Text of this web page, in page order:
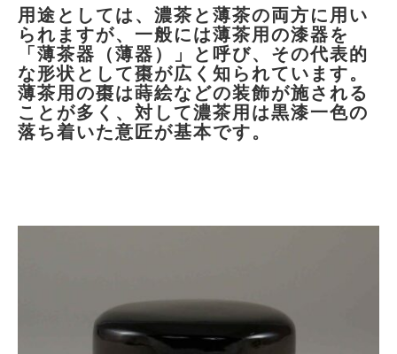
用途としては、濃茶と薄茶の両方に用い
られますが、一般には薄茶用の漆器を
「薄茶器（薄器）」と呼び、その代表的
な形状として棗が広く知られています。
薄茶用の棗は蒔絵などの装飾が施される
ことが多く、対して濃茶用は黒漆一色の
落ち着いた意匠が基本です。